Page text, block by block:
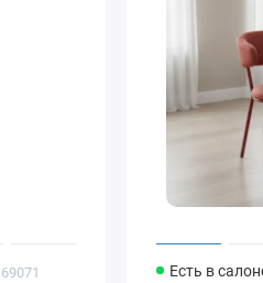
Есть в